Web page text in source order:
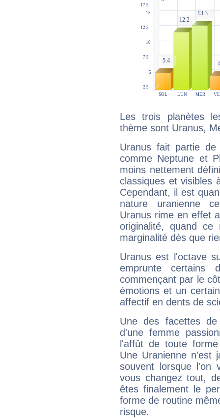
Les trois planètes
thème sont Uranus,
Uranus fait partie
comme Neptune et
moins nettement
classiques et visibles
Cependant, il est
nature uranienne
Uranus rime en effet
originalité, quand ce
marginalité dès que
Uranus est l'octave
emprunte
commençant par le
émotions et un
affectif en dents de
Une des facettes
d'une femme
l'affût de toute
Une Uranienne n'est
souvent lorsque l'on
vous changez tout,
êtes finalement le
forme de routine
risque.